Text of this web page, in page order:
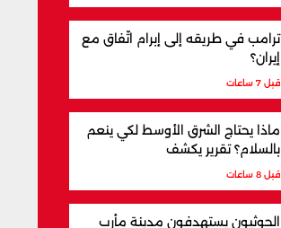
ترامب في طريقه إلى إبرام اتّفاق مع
إيران؟
قبل 7 ساعات
ماذا يحتاج الشرق الأوسط لكي ينعم
بالسلام؟ تقرير يكشف
قبل 8 ساعات
الحوثيون يستهدفون مدينة مأرب